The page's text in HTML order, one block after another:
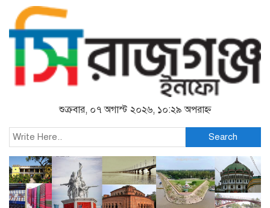
শুক্রবার, ০৭ অগাস্ট ২০২৬, ১০:২৯ অপরাহ্ন
Search